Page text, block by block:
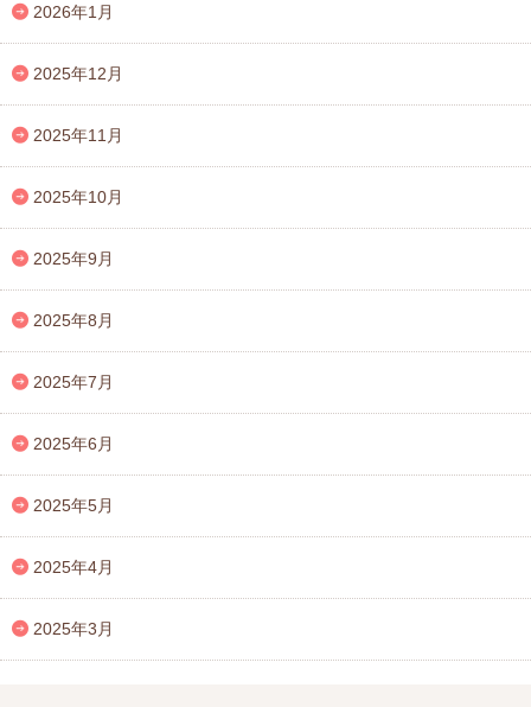
2026年1月
2025年12月
2025年11月
2025年10月
2025年9月
2025年8月
2025年7月
2025年6月
2025年5月
2025年4月
2025年3月